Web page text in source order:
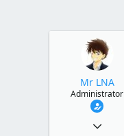
Mr LNA
Administrator